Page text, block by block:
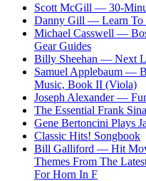
Scott McGill — 30-
Danny Gill — Learn To
Michael Casswell —
Gear Guides
Billy Sheehan — Next
Samuel Applebaum —
Music, Book II (Viola)
Joseph Alexander —
The Essential Frank
Gene Bertoncini Plays
Classic Hits! Songbook
Bill Galliford — Hit
Themes From The
For Horn In F